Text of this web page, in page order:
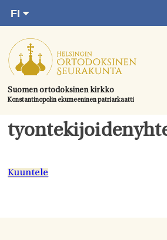
suoraan
sisältöön.
Suomen ortodoksinen kirkko
Konstantinopolin ekumeeninen patriarkaatti
FI
SV
EN
UA
Etusivu
Ajankohtaista
Juhlat & toimitukset
Kirkot
Tule mukaan
Kuuntele